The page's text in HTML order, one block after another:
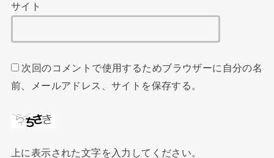
サイト
次回のコメントで使用するためブラウザーに自分の名
前、メールアドレス、サイトを保存する。
上に表示された文字を入力してください。